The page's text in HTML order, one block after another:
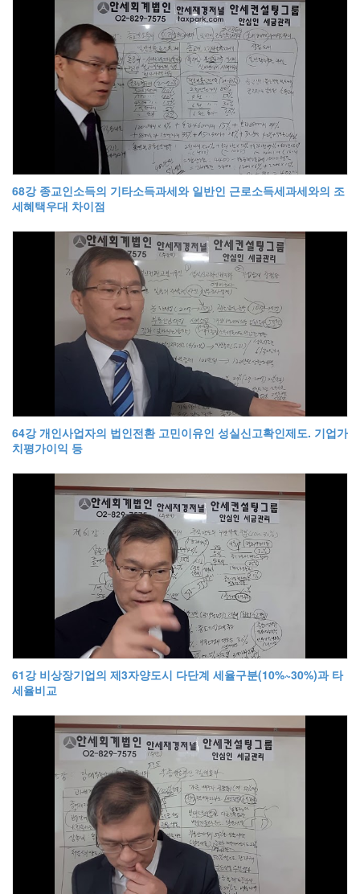
68강 종교인소득의 기타소득과세와 일반인 근로소득세과세와의 조
세혜택우대 차이점
64강 개인사업자의 법인전환 고민이유인 성실신고확인제도. 기업가
치평가이익 등
61강 비상장기업의 제3자양도시 다단계 세율구분(10%~30%)과 타
세율비교